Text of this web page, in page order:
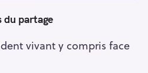
du partage
vivant y compris face